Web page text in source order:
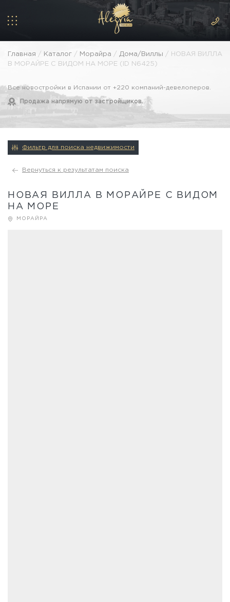
Главная / Каталог / Морайра / Дома/Виллы / НОВАЯ ВИЛЛА
В МОРАЙРЕ С ВИДОМ НА МОРЕ (ID N6425)
Все новостройки в Испании от +220 компаний-девелоперов.
Продажа напрямую от застройщиков.
Фильтр для поиска недвижимости
Вернуться к результатам поиска
НОВАЯ ВИЛЛА В МОРАЙРЕ С ВИДОМ
НА МОРЕ
МОРАЙРА